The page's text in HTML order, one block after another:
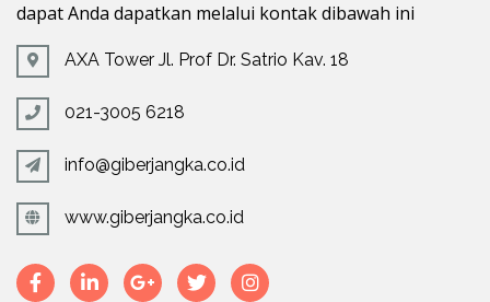
dapat Anda dapatkan melalui kontak dibawah ini
AXA Tower Jl. Prof Dr. Satrio Kav. 18
021-3005 6218
info@giberjangka.co.id
www.giberjangka.co.id